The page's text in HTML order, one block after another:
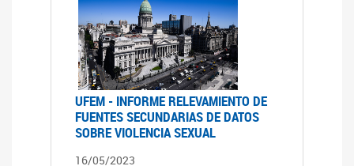
UFEM - INFORME RELEVAMIENTO DE
FUENTES SECUNDARIAS DE DATOS
SOBRE VIOLENCIA SEXUAL
16/05/2023